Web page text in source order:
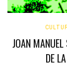
JOAN
DE